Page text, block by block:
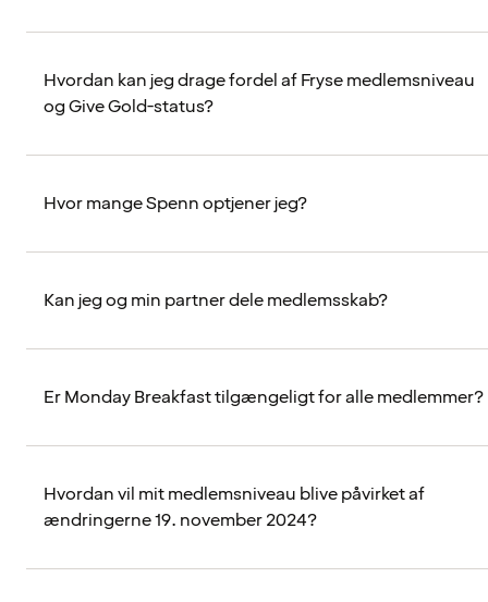
Hvordan kan jeg drage fordel af Fryse medlemsniveau
og Give Gold-status?
Hvor mange Spenn optjener jeg?
Kan jeg og min partner dele medlemsskab?
Er Monday Breakfast tilgængeligt for alle medlemmer?
Hvordan vil mit medlemsniveau blive påvirket af
ændringerne 19. november 2024?